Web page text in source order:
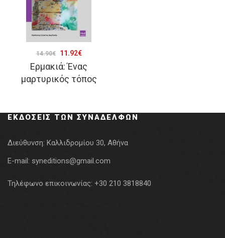
Ερμακιά: Ένας
μαρτυρικός τόπος
14.90€
Original
price
was:
11.92€Η
τρέχουσα
τιμή
ΕΚΔΌΣΕΙΣ ΤΩΝ ΣΥΝΑΔΈΛΦΩΝ
Διεύθυνση: Καλλιδρομίου 30, Αθήνα
E-mail: syneditions@gmail.com
Τηλέφωνο επικοινωνίας: +30 210 3818840